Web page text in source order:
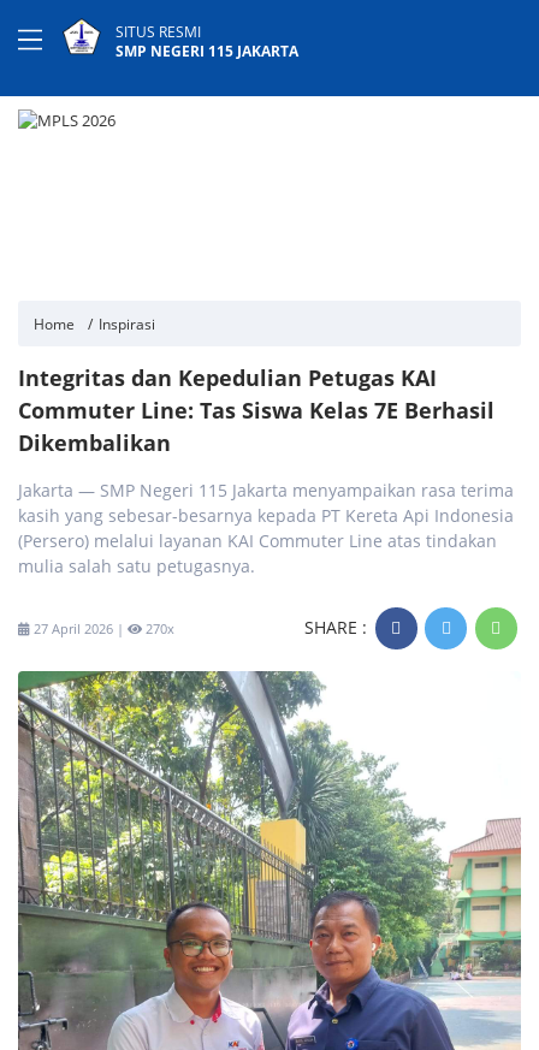
SITUS RESMI
SMP NEGERI 115 JAKARTA
Home Inspirasi
Integritas dan Kepedulian Petugas KAI
Commuter Line: Tas Siswa Kelas 7E Berhasil
Dikembalikan
Jakarta — SMP Negeri 115 Jakarta menyampaikan rasa terima
kasih yang sebesar-besarnya kepada PT Kereta Api Indonesia
(Persero) melalui layanan KAI Commuter Line atas tindakan
mulia salah satu petugasnya.
27 April 2026 | 270x SHARE :